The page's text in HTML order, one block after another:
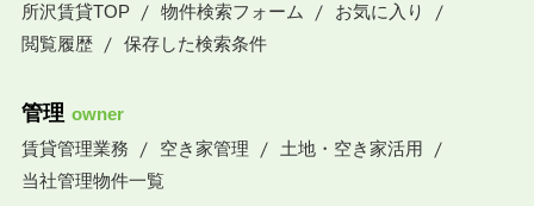
所沢賃貸TOP
物件検索フォーム
お気に入り
閲覧履歴
保存した検索条件
管理 owner
賃貸管理業務
空き家管理
土地・空き家活用
当社管理物件一覧